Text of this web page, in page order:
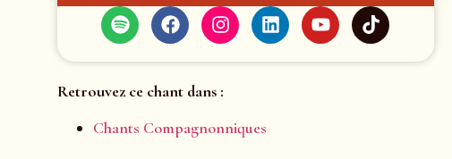
Retrouvez ce chant dans :
Chants Compagnonniques